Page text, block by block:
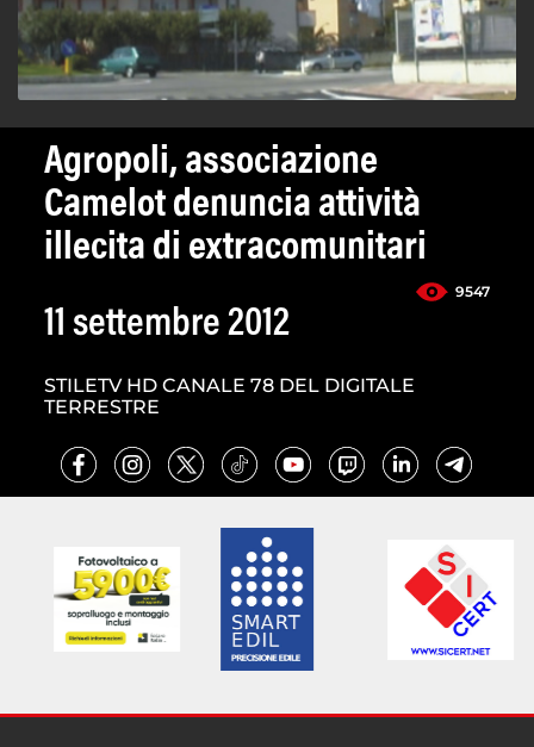
Agropoli, associazione
Camelot denuncia attività
illecita di extracomunitari
9547
11 settembre 2012
STILETV HD CANALE 78 DEL DIGITALE
TERRESTRE